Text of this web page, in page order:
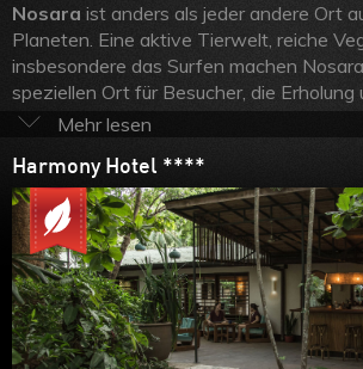
Nosara ist anders als jeder andere Ort
Planeten. Eine aktive Tierwelt, reiche
insbesondere das Surfen machen
speziellen Ort für Besucher, die
oder einfach eine andere Art und
ist ein empfehlenswertes Reiseziel für
Thunfisch, Dorade oder Schnapper. Die
Restaurants bereiten den Fang für die
Seilrutschen und eine Kletterwand
ebenfalls zur Verfügung. Nosara ist ein
Gebiet für alle die inCosta Rica Surfen
kleinen Familienmitglieder wird Reiten
Wildlife ist das Gebiet auch Heimat für
Exerzitien mit erfahrenen Yoga Lehrern.
Harmony Hotel ****